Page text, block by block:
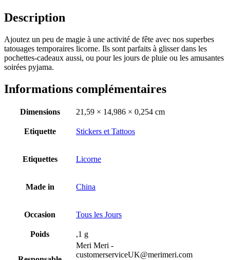
Description
Ajoutez un peu de magie à une activité de fête avec nos superbes
tatouages temporaires licorne. Ils sont parfaits à glisser dans les
pochettes-cadeaux aussi, ou pour les jours de pluie ou les amusantes
soirées pyjama.
Informations complémentaires
Dimensions 21,59 × 14,986 × 0,254 cm
Etiquette Stickers et Tattoos
Etiquettes Licorne
Made in China
Occasion Tous les Jours
Poids ,1 g
Meri Meri -
customerserviceUK@merimeri.com